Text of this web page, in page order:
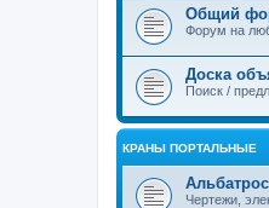
Общий
Форум на
Доска
Поиск /
КРАНЫ ПОРТАЛЬНЫЕ
Альбатрос
Чертежи,